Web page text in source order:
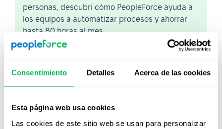
Consentimiento Detalles Acerca de las cookies
Esta página web usa cookies
Las cookies de este sitio web se usan para personalizar
personas, descubrí cómo PeopleForce ayuda a
los equipos a automatizar procesos y ahorrar
hasta 80 horas al mes.
Ver video